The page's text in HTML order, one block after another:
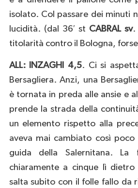
isolato. Col passare dei minuti
lucidità. (dal 36′ st CABRAL sv.
titolarità contro il Bologna,
ALL: INZAGHI 4,5. Ci si
Bersagliera. Anzi, una
è tornata in preda alle ansie e
prende la strada della
un elemento rispetto alla
aveva mai cambiato così
guida della Salernitana. La
chiaramente a cinque lì dietro
salta subito con il folle fallo da